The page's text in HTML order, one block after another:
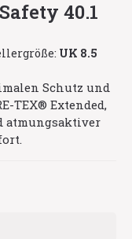
40.1
UK 8.5
Schutz und
TEX® Extended,
atmungsaktiver